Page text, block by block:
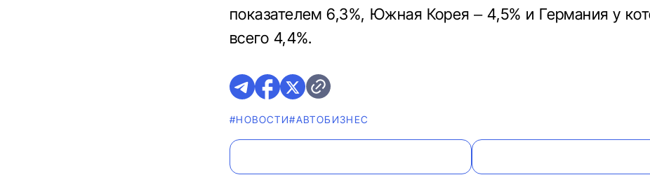
показателем 6,3%, Южная Корея – 4,5% и Германия у
всего 4,4%.
#НОВОСТИ#AВТОБИЗНЕС